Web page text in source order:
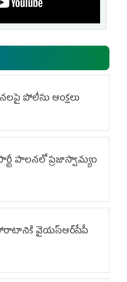
పోలీసు ఆంక్షలు
పాలనలో ప్రజాస్వామ్యం
వైయ‌స్ఆర్‌సీపీ